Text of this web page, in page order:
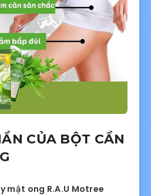
CỦA BỘT CẦN
mật ong R.A.U Motree